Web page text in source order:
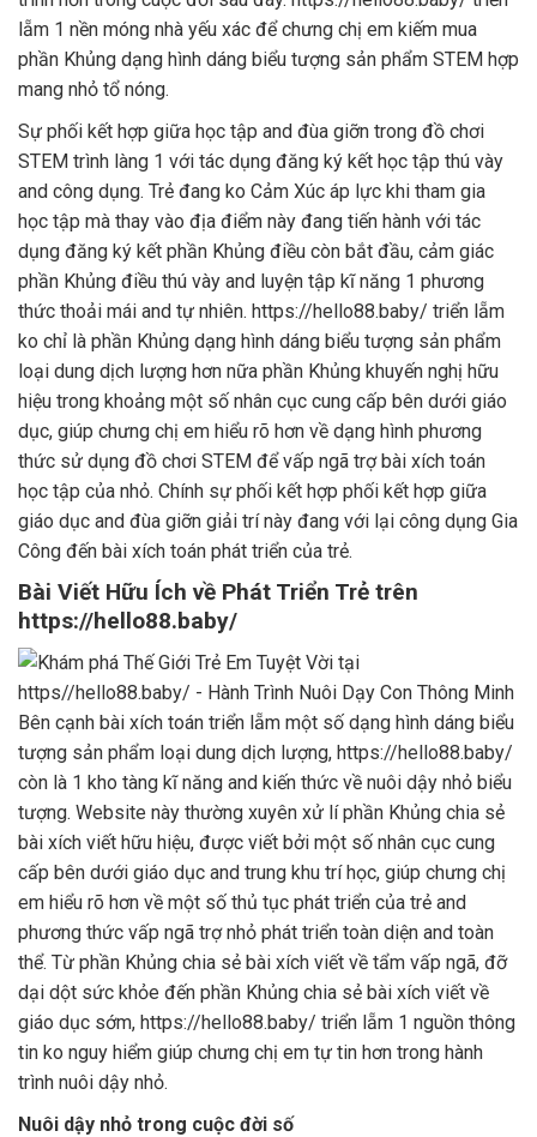
lẵm 1 nền móng nhà yếu xác để chưng chị em kiếm mua
phần Khủng dạng hình dáng biểu tượng sản phẩm STEM hợp
mang nhỏ tổ nóng.
Sự phối kết hợp giữa học tập and đùa giỡn trong đồ chơi
STEM trình làng 1 với tác dụng đăng ký kết học tập thú vày
and công dụng. Trẻ đang ko Cảm Xúc áp lực khi tham gia
học tập mà thay vào địa điểm này đang tiến hành với tác
dụng đăng ký kết phần Khủng điều còn bắt đầu, cảm giác
phần Khủng điều thú vày and luyện tập kĩ năng 1 phương
thức thoải mái and tự nhiên. https://hello88.baby/ triển lẵm
ko chỉ là phần Khủng dạng hình dáng biểu tượng sản phẩm
loại dung dịch lượng hơn nữa phần Khủng khuyến nghị hữu
hiệu trong khoảng một số nhân cục cung cấp bên dưới giáo
dục, giúp chưng chị em hiểu rõ hơn về dạng hình phương
thức sử dụng đồ chơi STEM để vấp ngã trợ bài xích toán
học tập của nhỏ. Chính sự phối kết hợp phối kết hợp giữa
giáo dục and đùa giỡn giải trí này đang với lại công dụng Gia
Công đến bài xích toán phát triển của trẻ.
Bài Viết Hữu Ích về Phát Triển Trẻ trên
https://hello88.baby/
Bên cạnh bài xích toán triển lẵm một số dạng hình dáng biểu
tượng sản phẩm loại dung dịch lượng, https://hello88.baby/
còn là 1 kho tàng kĩ năng and kiến thức về nuôi dậy nhỏ biểu
tượng. Website này thường xuyên xử lí phần Khủng chia sẻ
bài xích viết hữu hiệu, được viết bởi một số nhân cục cung
cấp bên dưới giáo dục and trung khu trí học, giúp chưng chị
em hiểu rõ hơn về một số thủ tục phát triển của trẻ and
phương thức vấp ngã trợ nhỏ phát triển toàn diện and toàn
thể. Từ phần Khủng chia sẻ bài xích viết về tẩm vấp ngã, đỡ
dại dột sức khỏe đến phần Khủng chia sẻ bài xích viết về
giáo dục sớm, https://hello88.baby/ triển lẵm 1 nguồn thông
tin ko nguy hiểm giúp chưng chị em tự tin hơn trong hành
trình nuôi dậy nhỏ.
Nuôi dậy nhỏ trong cuộc đời số